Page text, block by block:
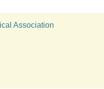
Association